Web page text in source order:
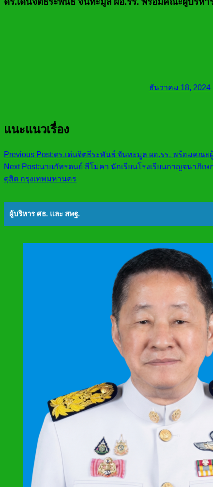
ธันวาคม 18, 2024
แนะแนวเรื่อง
Previous Post:ดร.เด่นจิตธีระพันธ์ จันทะมูล ผอ.รร. พร้อมคณะ
Next Post:นายภัทรดนย์ สีโมคา นักเรียนโรงเรียนกาญจนาภิเ
ดุสิต กรุงเทพมหานคร
ผู้บริหาร ศธ. และ สพฐ.